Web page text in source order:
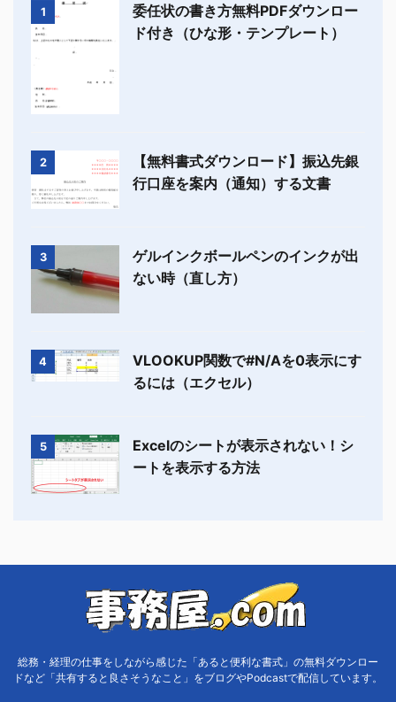
1
委任状の書き方無料PDFダウンロー
ド付き（ひな形・テンプレート）
2
【無料書式ダウンロード】振込先銀
行口座を案内（通知）する文書
3
ゲルインクボールペンのインクが出
ない時（直し方）
4
VLOOKUP関数で#N/Aを0表示にす
るには（エクセル）
5
Excelのシートが表示されない！シ
ートを表示する方法
総務・経理の仕事をしながら感じた「あると便利な書式」の無料ダウンロー
ドなど「共有すると良さそうなこと」をブログやPodcastで配信しています。